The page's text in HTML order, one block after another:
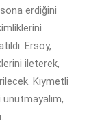
erdiğini
Ersoy,
ileterek,
Kıymetli